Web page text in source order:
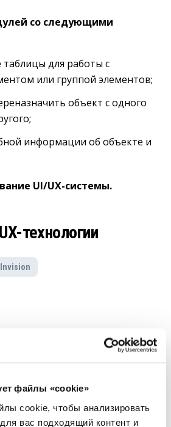
файлы «cookie»
cookie, чтобы анализировать
вас подходящий контент и
со следующими
для работы с
или группой элементов;
объект с одного
информации об объекте и
UI/UX-системы.
технологии
Invision
предоставила клиенту
помогло улучшить